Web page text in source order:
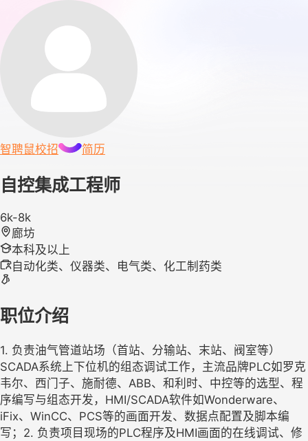
智聘鼠校招 简历
自控集成工程师
6k-8k
廊坊
本科及以上
自动化类、仪器类、电气类、化工制药类
职位介绍
1. 负责油气管道站场（首站、分输站、末站、阀室等）
SCADA系统上下位机的组态调试工作，主流品牌PLC如罗克
韦尔、西门子、施耐德、ABB、和利时、中控等的选型、程
序编写与组态开发，HMI/SCADA软件如Wonderware、
iFix、WinCC、PCS等的画面开发、数据点配置及脚本编
写；​ 2. 负责项目现场的PLC程序及HMI画面的在线调试、修